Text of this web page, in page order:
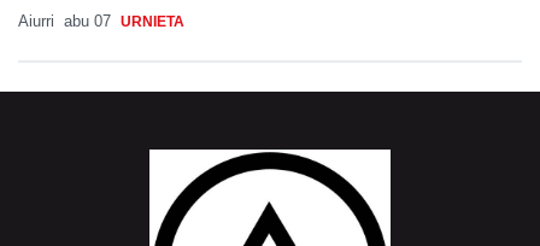
Aiurri abu 07 URNIETA